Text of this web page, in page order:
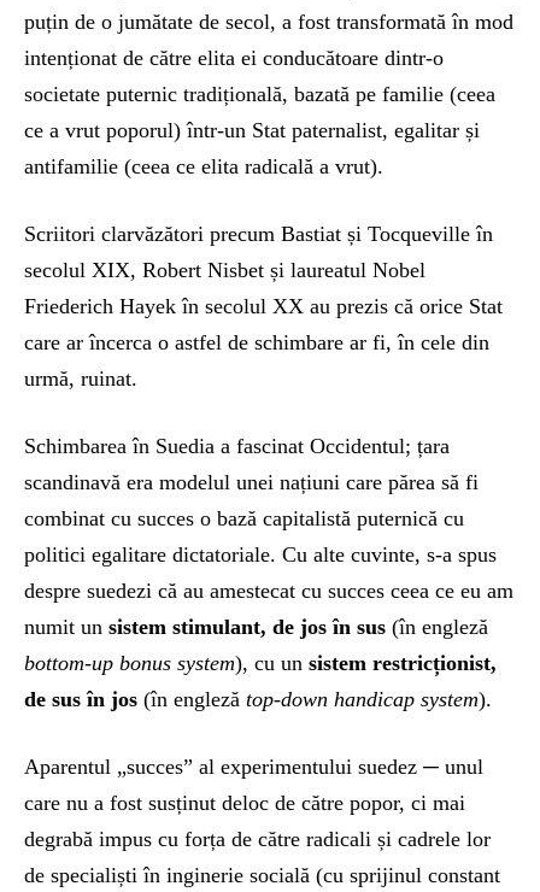
puțin de o jumătate de secol, a fost transformată în mod
intenționat de către elita ei conducătoare dintr-o
societate puternic tradițională, bazată pe familie (ceea
ce a vrut poporul) într-un Stat paternalist, egalitar și
antifamilie (ceea ce elita radicală a vrut).
Scriitori clarvăzători precum Bastiat și Tocqueville în
secolul XIX, Robert Nisbet și laureatul Nobel
Friederich Hayek în secolul XX au prezis că orice Stat
care ar încerca o astfel de schimbare ar fi, în cele din
urmă, ruinat.
Schimbarea în Suedia a fascinat Occidentul; țara
scandinavă era modelul unei națiuni care părea să fi
combinat cu succes o bază capitalistă puternică cu
politici egalitare dictatoriale. Cu alte cuvinte, s-a spus
despre suedezi că au amestecat cu succes ceea ce eu am
numit un sistem stimulant, de jos în sus (în engleză
bottom-up bonus system), cu un sistem restricționist,
de sus în jos (în engleză top-down handicap system).
Aparentul „succes” al experimentului suedez ─ unul
care nu a fost susținut deloc de către popor, ci mai
degrabă impus cu forța de către radicali și cadrele lor
de specialiști în inginerie socială (cu sprijinul constant